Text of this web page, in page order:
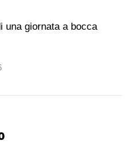
una giornata a bocca